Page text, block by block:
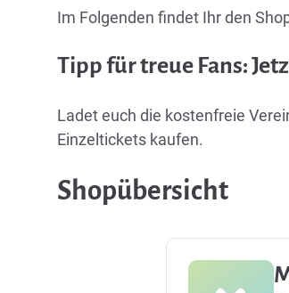
Im Folgenden findet Ihr den
Tipp für treue Fans:
Ladet euch die kostenfreie
Einzeltickets kaufen.
Shopübersicht